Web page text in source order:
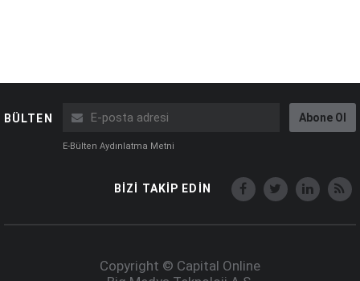
BÜLTEN Abone Ol
E-Bülten Aydınlatma Metni
BİZİ TAKİP EDİN
Copyright © Capital Online